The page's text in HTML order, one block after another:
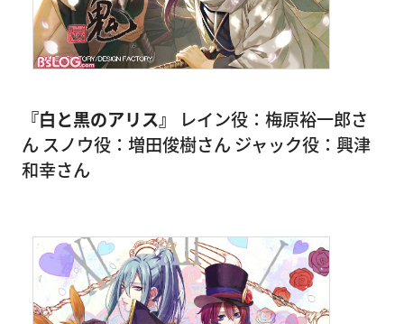
『白と黒のアリス』
レイン役：梅原裕一郎さ
ん スノウ役：増田俊樹さん ジャック役：興津
和幸さん